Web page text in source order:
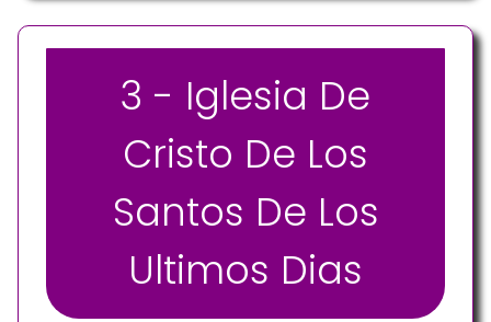
3 - Iglesia De
Cristo De Los
Santos De Los
Ultimos Dias